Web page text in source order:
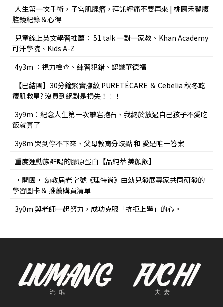
人生第一次手術，子宮肌腺瘤，拜託經痛不要再來 | 桃園禾馨腹
腔鏡紀錄＆心得
兒童線上英文學習推薦： 51 talk 一對一家教、Khan Academy
可汗學院、Kids A-Z
4y3m ：視力檢查、練習犯錯、認識華德福
【已結團】30分鐘緊實撫紋 PURETÉCARE ＆ Cebelia 秋冬乾
癢肌救星? 沒買到絕對是損失！！！
3y9m：紀念人生第一次攀岩抱石、我終於放過自己孩子不愛吃
飯就算了
3y8m 哭到停不下來、父母教育分歧點 和 愛是唯一答案
重度運動族群喝的膠原蛋白【品純萃 美顏飲】
•開團• 幼教屆老字號《理特尚》由幼兒發展專家共同研發的
學習圖卡＆ 推薦購買清單
3y0m 與老師一起努力，成功克服「抗拒上學」的心。